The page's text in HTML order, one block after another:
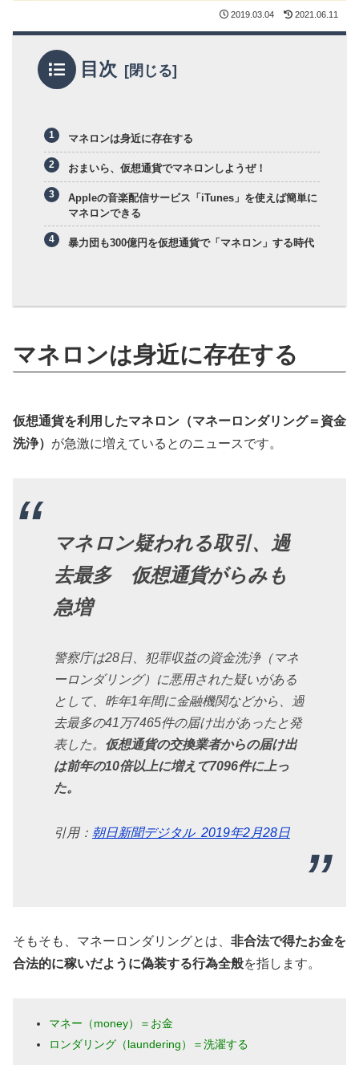
2019.03.04 2021.06.11
目次
マネロンは身近に存在する
おまいら、仮想通貨でマネロンしようぜ！
Appleの音楽配信サービス「iTunes」を使えば簡単に
マネロンできる
暴力団も300億円を仮想通貨で「マネロン」する時代
マネロンは身近に存在する
仮想通貨を利用したマネロン（マネーロンダリング＝資金
洗浄） が急激に増えているとのニュースです。
マネロン疑われる取引、過
去最多 仮想通貨がらみも
急増
警察庁は28日、犯罪収益の資金洗浄（マネ
ーロンダリング）に悪用された疑いがある
として、昨年1年間に金融機関などから、過
去最多の41万7465件の届け出があったと発
表した。 仮想通貨の交換業者からの届け出
は前年の10倍以上に増えて7096件に上っ
た。
引用： 朝日新聞デジタル 2019年2月28日
そもそも、マネーロンダリングとは、 非合法で得たお金を
合法的に稼いだように偽装する行為全般を指します。
マネー（money）＝お金
ロンダリング（laundering）＝洗濯する